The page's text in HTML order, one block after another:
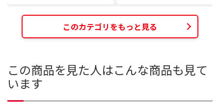
このカテゴリをもっと見る
この商品を見た人はこんな商品も見て
います